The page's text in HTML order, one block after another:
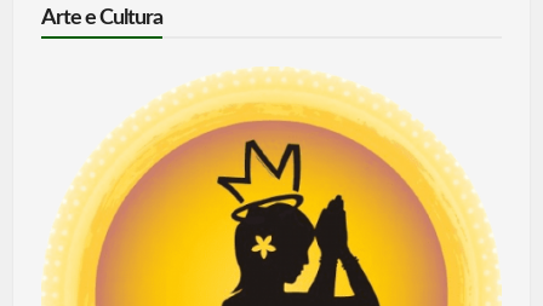
Arte e Cultura